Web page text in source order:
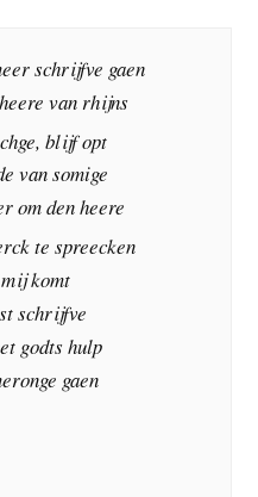
schrijfve gaen
van rhijns
blijf opt
van somige
om den heere
te spreecken
komt
schrijfve
godts hulp
gaen